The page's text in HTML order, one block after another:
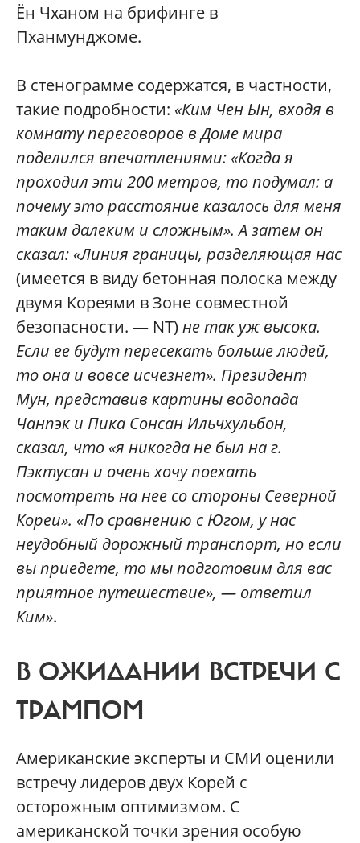
Ён Чханом на брифинге в
Пханмунджоме.
В стенограмме содержатся, в частности,
такие подробности: «Ким Чен Ын, входя в
комнату переговоров в Доме мира
поделился впечатлениями: «Когда я
проходил эти 200 метров, то подумал: а
почему это расстояние казалось для меня
таким далеким и сложным». А затем он
сказал: «Линия границы, разделяющая нас
(имеется в виду бетонная полоска между
двумя Кореями в Зоне совместной
безопасности. — NT) не так уж высока.
Если ее будут пересекать больше людей,
то она и вовсе исчезнет». Президент
Мун, представив картины водопада
Чанпэк и Пика Сонсан Ильчхульбон,
сказал, что «я никогда не был на г.
Пэктусан и очень хочу поехать
посмотреть на нее со стороны Северной
Кореи». «По сравнению с Югом, у нас
неудобный дорожный транспорт, но если
вы приедете, то мы подготовим для вас
приятное путешествие», — ответил
Ким».
В ОЖИДАНИИ ВСТРЕЧИ С
ТРАМПОМ
Американские эксперты и СМИ оценили
встречу лидеров двух Корей с
осторожным оптимизмом. С
американской точки зрения особую